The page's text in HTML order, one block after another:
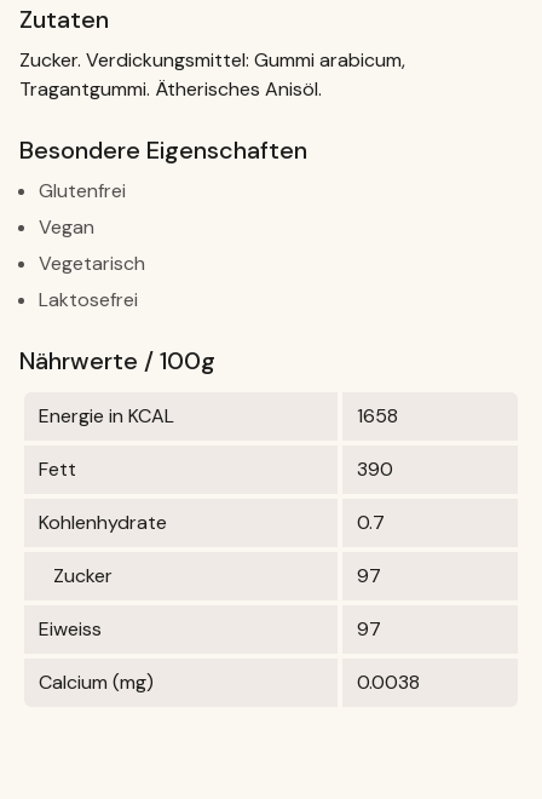
Zutaten
Zucker. Verdickungsmittel: Gummi arabicum,
Tragantgummi. Ätherisches Anisöl.
Besondere Eigenschaften
Glutenfrei
Vegan
Vegetarisch
Laktosefrei
Nährwerte / 100g
Energie in KCAL 1658
Fett 390
Kohlenhydrate 0.7
Zucker 97
Eiweiss 97
Calcium (mg) 0.0038